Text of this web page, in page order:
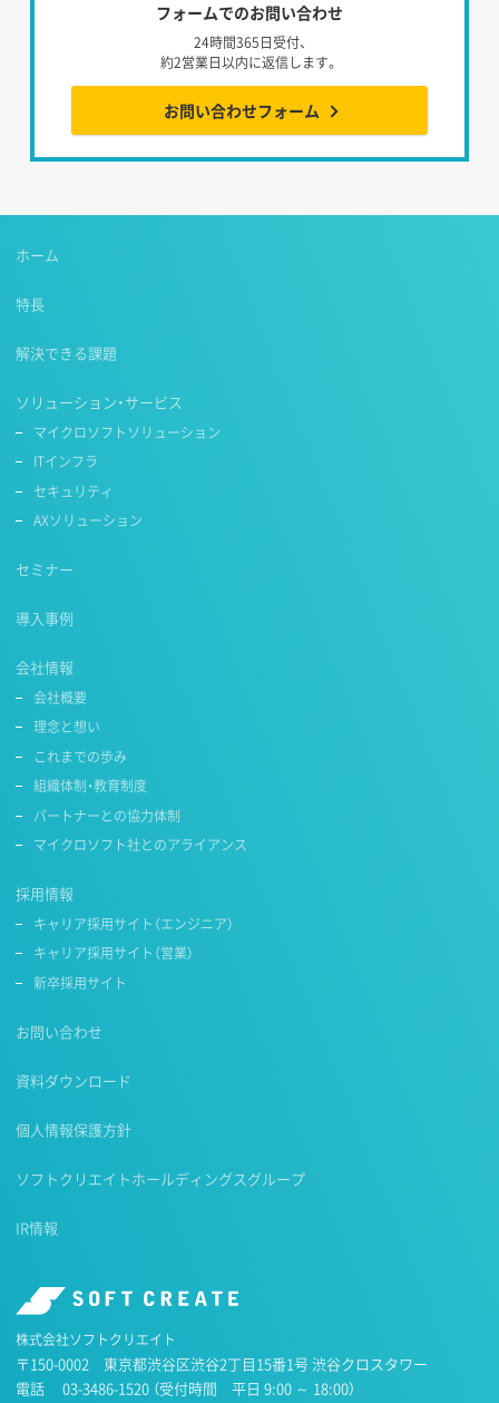
フォームでのお問い合わせ
24時間365日受付、
約2営業日以内に返信します。
お問い合わせフォーム
株式会社ソフトクリエイト
〒150-0002 東京都渋谷区渋谷2丁目15番1号 渋谷クロスタワー
電話 03-3486-1520 （受付時間 平日 9:00 ～ 18:00）
ホーム
特長
解決できる課題
ソリューション・サービス
マイクロソフトソリューション
ITインフラ
セキュリティ
AXソリューション
セミナー
導入事例
会社情報
会社概要
理念と想い
これまでの歩み
組織体制・教育制度
パートナーとの協力体制
マイクロソフト社とのアライアンス
採用情報
キャリア採用サイト（エンジニア）
キャリア採用サイト（営業）
新卒採用サイト
お問い合わせ
資料ダウンロード
個人情報保護方針
ソフトクリエイトホールディングスグループ
IR情報